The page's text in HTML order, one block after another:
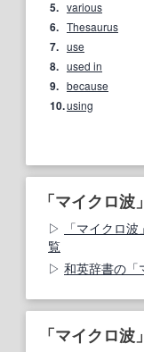
5. various
6. Thesaurus
7. use
8. used in
9. because
10.using
「マイクロ
「マイクロ
覧
和英辞書の「
「マイクロ